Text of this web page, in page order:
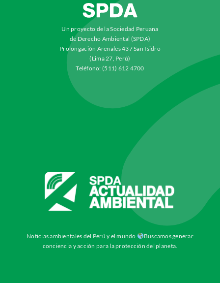
Un proyecto de la Sociedad Peruana
de Derecho Ambiental (SPDA)
Prolongación Arenales 437 San Isidro
(Lima 27, Perú)
Teléfono: (511) 612 4700
Noticias ambientales del Perú y el mundo
Buscamos generar
conciencia y acción para la protección del planeta.